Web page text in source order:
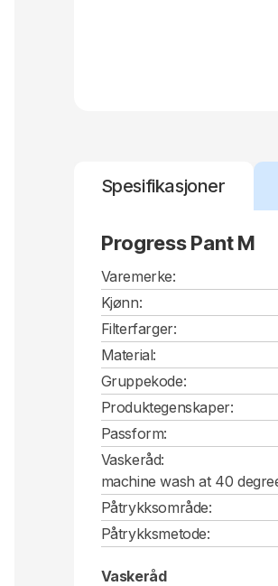
Spesifikasjoner
Progress Pant M
Varemerke:
Kjønn:
Filterfarger:
Material:
Gruppekode:
Produktegenskaper:
Passform:
Vaskeråd:
machine wash at 40
Påtrykksområde:
Påtrykksmetode:
Vaskeråd